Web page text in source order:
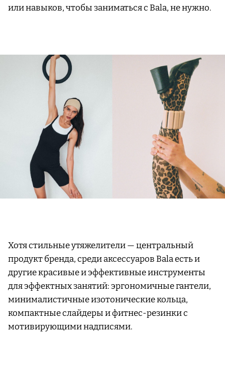
или навыков, чтобы заниматься с Bala, не нужно.
Хотя стильные утяжелители — центральный
продукт бренда, среди аксессуаров Bala есть и
другие красивые и эффективные инструменты
для эффектных занятий: эргономичные гантели,
минималистичные изотонические кольца,
компактные слайдеры и фитнес-резинки с
мотивирующими надписями.